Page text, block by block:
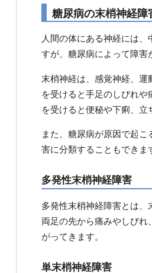
糖尿病の末梢神経障
人間の体にある神経には
すが、糖尿病によって障害
末梢神経は、感覚神経、
を受けると手足のしびれ
を受けると便秘や下痢、立
また、糖尿病が原因で起
害に分類することもできま
多発性末梢神経障害
多発性末梢神経障害とは、
両足の先から痛みやしび
がってきます。
単末梢神経障害